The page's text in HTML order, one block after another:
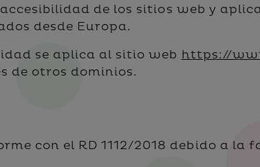
accesibilidad de los sitios web y
desde Europa.
se aplica al sitio web https://
de otros dominios.
con el RD 1112/2018 debido a